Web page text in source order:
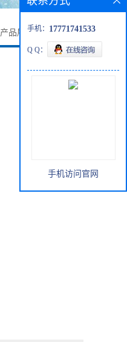
产品展厅 >对硝基乙苯
手机： 17771741533
Q Q：
手机访问官网